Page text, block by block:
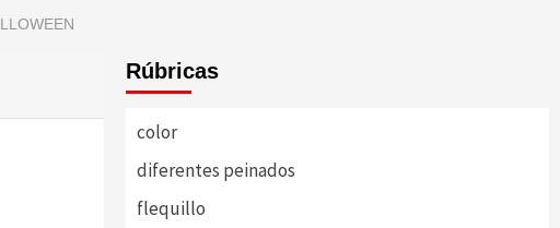
Rúbricas
color
diferentes peinados
flequillo